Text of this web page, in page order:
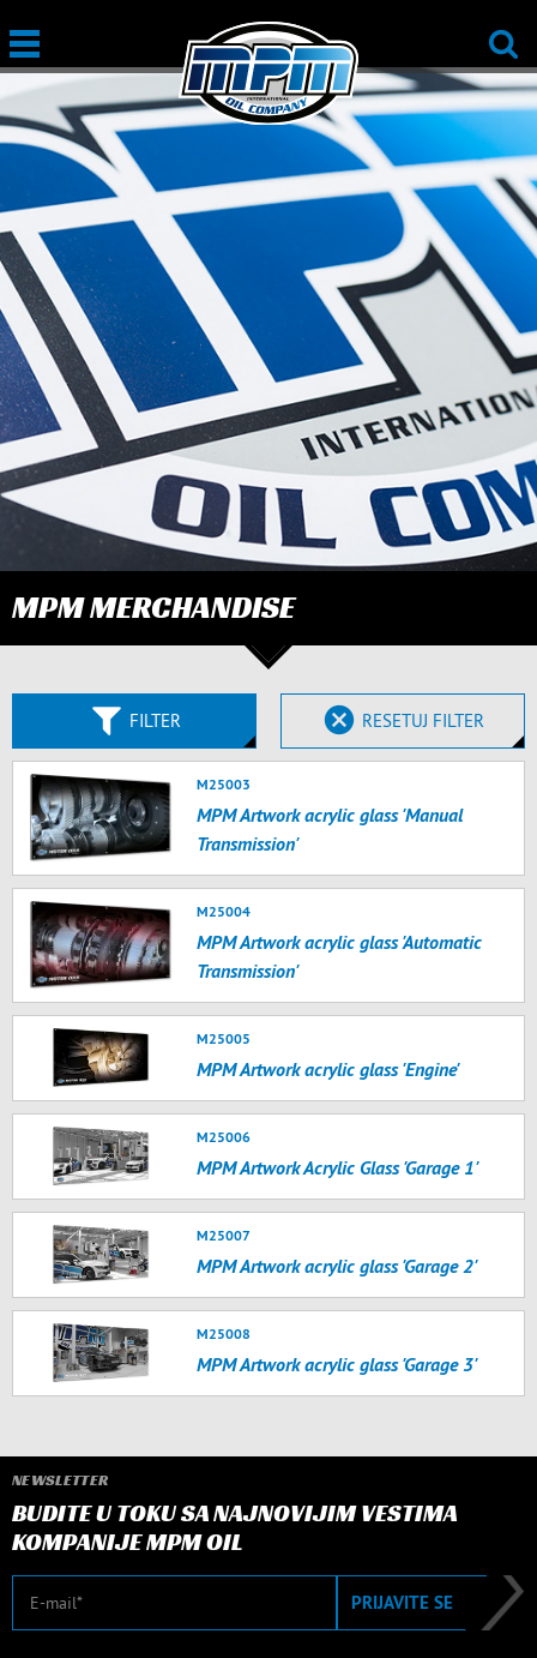
MPM MERCHANDISE
FILTER RESETUJ FILTER
M25003
MPM Artwork acrylic glass 'Manual
Transmission'
M25004
MPM Artwork acrylic glass 'Automatic
Transmission'
M25005
MPM Artwork acrylic glass 'Engine'
M25006
MPM Artwork Acrylic Glass 'Garage 1'
M25007
MPM Artwork acrylic glass 'Garage 2'
M25008
MPM Artwork acrylic glass 'Garage 3'
NEWSLETTER
BUDITE U TOKU SA NAJNOVIJIM VESTIMA
KOMPANIJE MPM OIL
E-mail PRIJAVITE SE